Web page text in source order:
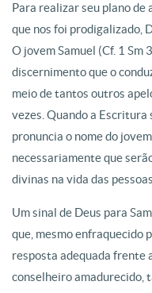
Para realizar seu plano de
que nos foi prodigalizado,
O jovem Samuel (Cf. 1 Sm
discernimento que o
meio de tantos outros
vezes. Quando a Escritura
pronuncia o nome do
necessariamente que
divinas na vida das pessoas.
Um sinal de Deus para
que, mesmo enfraquecido
resposta adequada frente
conselheiro amadurecido,